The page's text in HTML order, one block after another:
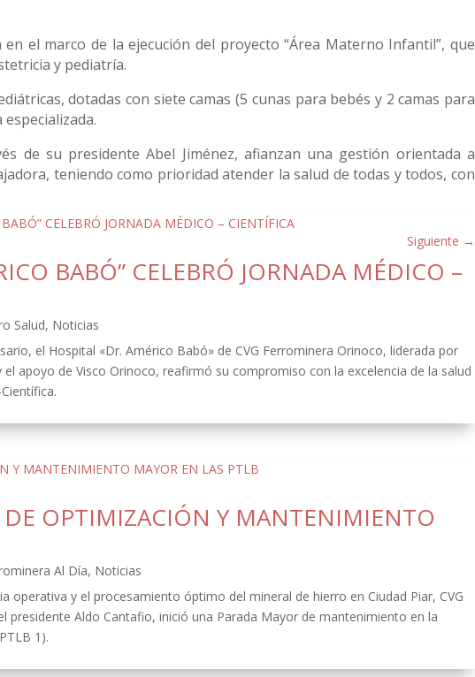
el marco de la ejecución del proyecto “Área Materno Infantil”, que
y pediatría.
dotadas con siete camas (5 cunas para bebés y 2 camas para
de su presidente Abel Jiménez, afianzan una gestión orientada a
teniendo como prioridad atender la salud de todas y todos, con
Siguiente →
BABÓ” CELEBRÓ JORNADA MÉDICO –
Salud, Noticias
el Hospital «Dr. Américo Babó» de CVG Ferrominera Orinoco, liderada por
el apoyo de Visco Orinoco, reafirmó su compromiso con la excelencia de la salud
DE OPTIMIZACIÓN Y MANTENIMIENTO
Al Día, Noticias
operativa y el procesamiento óptimo del mineral de hierro en Ciudad Piar, CVG
presidente Aldo Cantafio, inició una Parada Mayor de mantenimiento en la
1).